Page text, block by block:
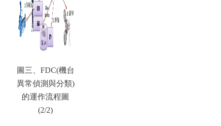
圖三、FDC(機台
異常偵測與分類)
的運作流程圖
(2/2)